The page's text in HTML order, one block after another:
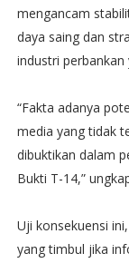
mengancam
daya saing dan
industri
“Fakta adanya
media yang tidak
dibuktikan dalam
Bukti T-14,”
Uji konsekuensi
yang timbul jika